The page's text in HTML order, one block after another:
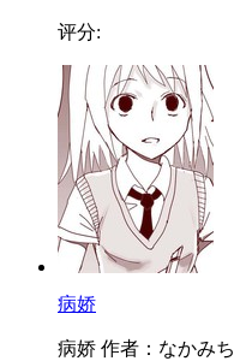
评分:
病娇
病娇 作者：なかみち